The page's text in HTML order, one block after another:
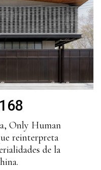
Only Human
reinterpreta
de la